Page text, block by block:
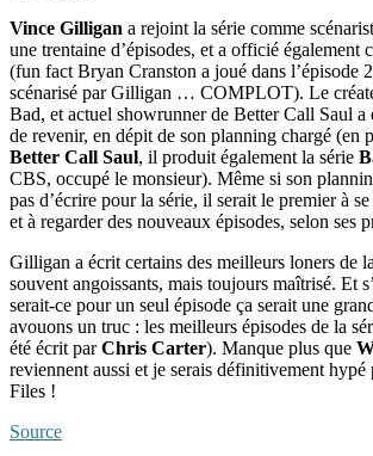
Vince Gilligan a rejoint la série comme
une trentaine d’épisodes, et a officié également
(fun fact Bryan Cranston a joué dans l’épisode
scénarisé par Gilligan … COMPLOT). Le
Bad, et actuel showrunner de Better Call Saul a
de revenir, en dépit de son planning chargé (en
Better Call Saul, il produit également la série
CBS, occupé le monsieur). Même si son
pas d’écrire pour la série, il serait le premier à
et à regarder des nouveaux épisodes, selon ses
Gilligan a écrit certains des meilleurs loners de
souvent angoissants, mais toujours maîtrisé. Et
serait-ce pour un seul épisode ça serait une
avouons un truc : les meilleurs épisodes de la
été écrit parChris Carter). Manque plus que
reviennent aussi et je serais définitivement
Files !
Source